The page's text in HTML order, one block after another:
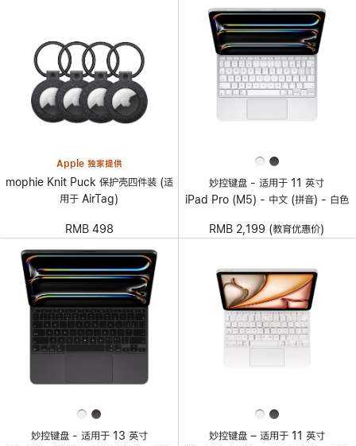
Apple 独家提供
mophie Knit Puck 保护壳四件装 (适
用于 AirTag)
RMB 498
妙控键盘 - 适用于 11 英寸
iPad Pro (M5) - 中文 (拼音) - 白色
RMB 2,199 (教育优惠价)
妙控键盘 - 适用于 13 英寸
妙控键盘 – 适用于 11 英寸